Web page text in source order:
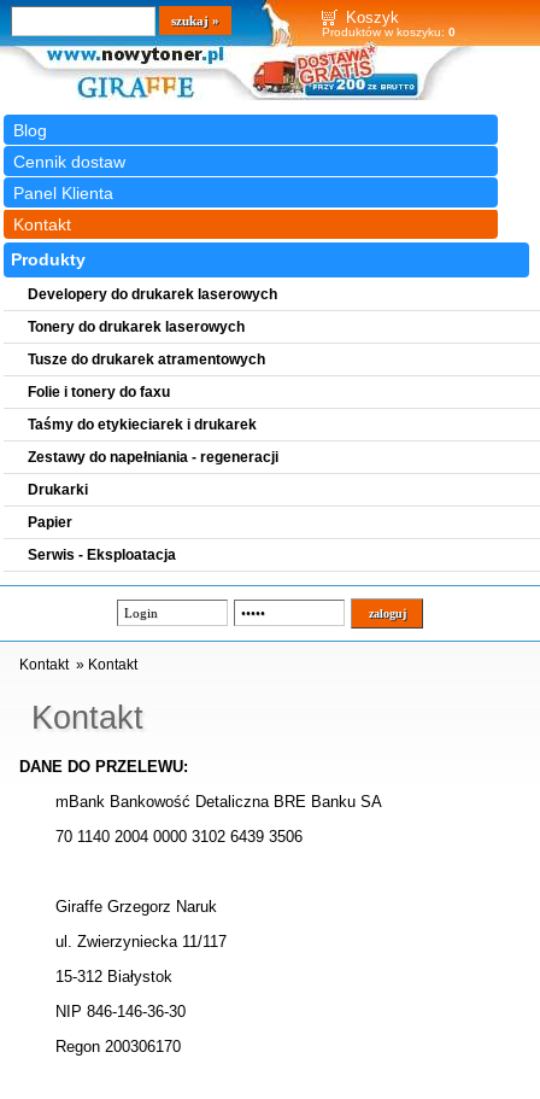
Koszyk
Produktów w koszyku: 0
Blog
Cennik dostaw
Panel Klienta
Kontakt
Wyszukiwarka
szukaj
Produkty
Developery do drukarek laserowych
Tonery do drukarek laserowych
Tusze do drukarek atramentowych
Folie i tonery do faxu
Taśmy do etykieciarek i drukarek
Zestawy do napełniania - regeneracji
Drukarki
Papier
Serwis - Eksploatacja
Kontakt
Kontakt » Kontakt
DANE DO PRZELEWU:
mBank Bankowość Detaliczna BRE Banku SA
70 1140 2004 0000 3102 6439 3506
Giraffe Grzegorz Naruk
ul. Zwierzyniecka 11/117
15-312 Białystok
NIP 846-146-36-30
Regon 200306170